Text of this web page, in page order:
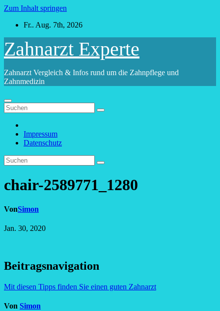
Zum Inhalt springen
Fr.. Aug. 7th, 2026
Zahnarzt Experte
Zahnarzt Vergleich & Infos rund um die Zahnpflege und
Zahnmedizin
Impressum
Datenschutz
chair-2589771_1280
VonSimon
Jan. 30, 2020
Beitragsnavigation
Mit diesen Tipps finden Sie einen guten Zahnarzt
Von Simon